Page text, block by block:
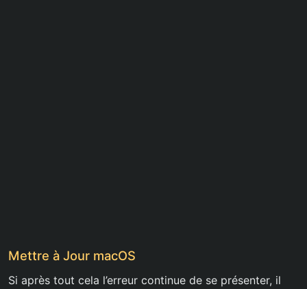
Mettre à Jour macOS
Si après tout cela l’erreur continue de se présenter, il